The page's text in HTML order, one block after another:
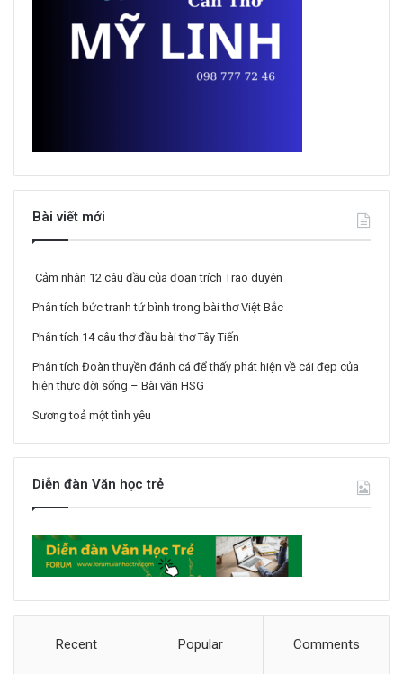
Bài viết mới
Cảm nhận 12 câu đầu của đoạn trích Trao duyên
Phân tích bức tranh tứ bình trong bài thơ Việt Bắc
Phân tích 14 câu thơ đầu bài thơ Tây Tiến
Phân tích Đoàn thuyền đánh cá để thấy phát hiện về cái đẹp của
hiện thực đời sống – Bài văn HSG
Sương toả một tình yêu
Diễn đàn Văn học trẻ
Recent Popular Comments